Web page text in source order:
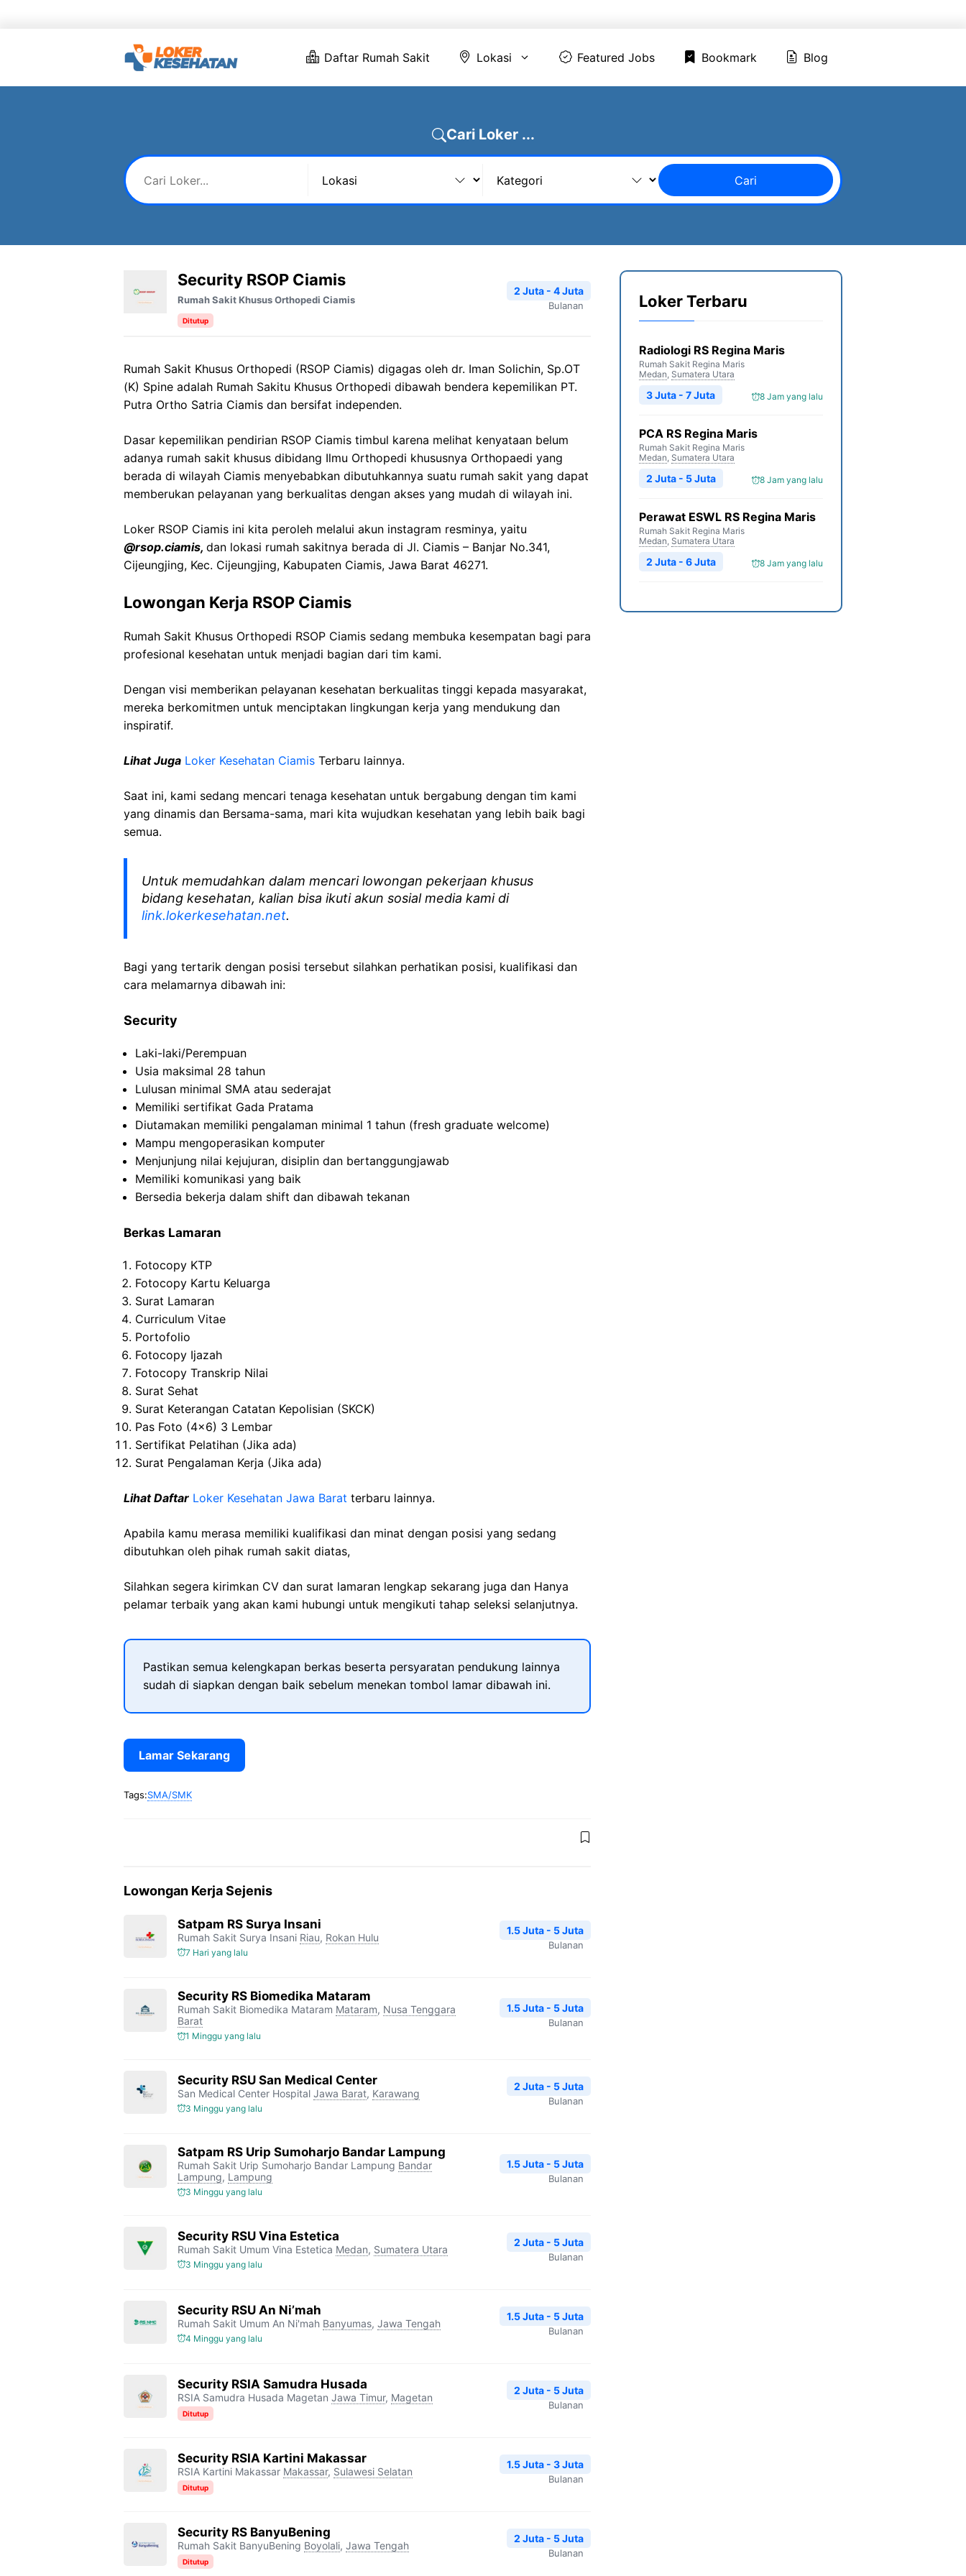
Daftar Rumah Sakit Lokasi Featured Jobs Bookmark Blog
Cari Loker ...
Cari
Security RSOP Ciamis
Rumah Sakit Khusus Orthopedi Ciamis
Ditutup
2 Juta - 4 Juta
Bulanan
Rumah Sakit Khusus Orthopedi (RSOP Ciamis) digagas oleh dr. Iman Solichin, Sp.OT
(K) Spine adalah Rumah Sakitu Khusus Orthopedi dibawah bendera kepemilikan PT.
Putra Ortho Satria Ciamis dan bersifat independen.
Dasar kepemilikan pendirian RSOP Ciamis timbul karena melihat kenyataan belum
adanya rumah sakit khusus dibidang Ilmu Orthopedi khususnya Orthopaedi yang
berada di wilayah Ciamis menyebabkan dibutuhkannya suatu rumah sakit yang dapat
memberukan pelayanan yang berkualitas dengan akses yang mudah di wilayah ini.
Loker RSOP Ciamis ini kita peroleh melalui akun instagram resminya, yaitu
@rsop.ciamis, dan lokasi rumah sakitnya berada di Jl. Ciamis – Banjar No.341,
Cijeungjing, Kec. Cijeungjing, Kabupaten Ciamis, Jawa Barat 46271.
Lowongan Kerja RSOP Ciamis
Rumah Sakit Khusus Orthopedi RSOP Ciamis sedang membuka kesempatan bagi para
profesional kesehatan untuk menjadi bagian dari tim kami.
Dengan visi memberikan pelayanan kesehatan berkualitas tinggi kepada masyarakat,
mereka berkomitmen untuk menciptakan lingkungan kerja yang mendukung dan
inspiratif.
Lihat Juga Loker Kesehatan Ciamis Terbaru lainnya.
Saat ini, kami sedang mencari tenaga kesehatan untuk bergabung dengan tim kami
yang dinamis dan Bersama-sama, mari kita wujudkan kesehatan yang lebih baik bagi
semua.
Untuk memudahkan dalam mencari lowongan pekerjaan khusus
bidang kesehatan, kalian bisa ikuti akun sosial media kami di
link.lokerkesehatan.net.
Bagi yang tertarik dengan posisi tersebut silahkan perhatikan posisi, kualifikasi dan
cara melamarnya dibawah ini:
Security
Laki-laki/Perempuan
Usia maksimal 28 tahun
Lulusan minimal SMA atau sederajat
Memiliki sertifikat Gada Pratama
Diutamakan memiliki pengalaman minimal 1 tahun (fresh graduate welcome)
Mampu mengoperasikan komputer
Menjunjung nilai kejujuran, disiplin dan bertanggungjawab
Memiliki komunikasi yang baik
Bersedia bekerja dalam shift dan dibawah tekanan
Berkas Lamaran
Fotocopy KTP
Fotocopy Kartu Keluarga
Surat Lamaran
Curriculum Vitae
Portofolio
Fotocopy Ijazah
Fotocopy Transkrip Nilai
Surat Sehat
Surat Keterangan Catatan Kepolisian (SKCK)
Pas Foto (4×6) 3 Lembar
Sertifikat Pelatihan (Jika ada)
Surat Pengalaman Kerja (Jika ada)
Lihat Daftar Loker Kesehatan Jawa Barat terbaru lainnya.
Apabila kamu merasa memiliki kualifikasi dan minat dengan posisi yang sedang
dibutuhkan oleh pihak rumah sakit diatas,
Silahkan segera kirimkan CV dan surat lamaran lengkap sekarang juga dan Hanya
pelamar terbaik yang akan kami hubungi untuk mengikuti tahap seleksi selanjutnya.
Pastikan semua kelengkapan berkas beserta persyaratan pendukung lainnya
sudah di siapkan dengan baik sebelum menekan tombol lamar dibawah ini.
Lamar Sekarang
Tags:SMA/SMK
Lowongan Kerja Sejenis
Satpam RS Surya Insani
Rumah Sakit Surya Insani Riau, Rokan Hulu
7 Hari yang lalu
1.5 Juta - 5 Juta
Bulanan
Security RS Biomedika Mataram
Rumah Sakit Biomedika Mataram Mataram, Nusa Tenggara
Barat
1 Minggu yang lalu
1.5 Juta - 5 Juta
Bulanan
Security RSU San Medical Center
San Medical Center Hospital Jawa Barat, Karawang
3 Minggu yang lalu
2 Juta - 5 Juta
Bulanan
Satpam RS Urip Sumoharjo Bandar Lampung
Rumah Sakit Urip Sumoharjo Bandar Lampung Bandar
Lampung, Lampung
3 Minggu yang lalu
1.5 Juta - 5 Juta
Bulanan
Security RSU Vina Estetica
Rumah Sakit Umum Vina Estetica Medan, Sumatera Utara
3 Minggu yang lalu
2 Juta - 5 Juta
Bulanan
Security RSU An Ni’mah
Rumah Sakit Umum An Ni'mah Banyumas, Jawa Tengah
4 Minggu yang lalu
1.5 Juta - 5 Juta
Bulanan
Security RSIA Samudra Husada
RSIA Samudra Husada Magetan Jawa Timur, Magetan
Ditutup
2 Juta - 5 Juta
Bulanan
Security RSIA Kartini Makassar
RSIA Kartini Makassar Makassar, Sulawesi Selatan
Ditutup
1.5 Juta - 3 Juta
Bulanan
Security RS BanyuBening
Rumah Sakit BanyuBening Boyolali, Jawa Tengah
Ditutup
2 Juta - 5 Juta
Bulanan
Loker Terbaru
Radiologi RS Regina Maris
Rumah Sakit Regina Maris
Medan, Sumatera Utara
8 Jam yang lalu
3 Juta - 7 Juta
PCA RS Regina Maris
Rumah Sakit Regina Maris
Medan, Sumatera Utara
8 Jam yang lalu
2 Juta - 5 Juta
Perawat ESWL RS Regina Maris
Rumah Sakit Regina Maris
Medan, Sumatera Utara
8 Jam yang lalu
2 Juta - 6 Juta